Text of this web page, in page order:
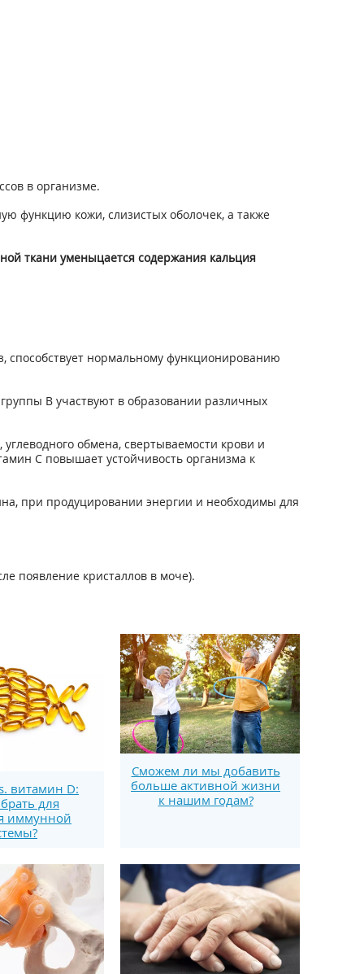
в организме.
функцию кожи, слизистых оболочек, а также
ткани уменыцается содержания кальция
способствует нормальному функционированию
В участвуют в образовании различных
обмена, свертываемости крови и
С повышает устойчивость организма к
при продуцировании энергии и необходимы для
появление кристаллов в моче).
витамин D:
для
иммунной
Сможем ли мы добавить
больше активной жизни
к нашим годам?